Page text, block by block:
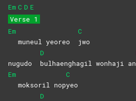
Em C D E
Verse 1
Em
muneul yeoreo
C
jwo
nugudo
D
bulhaenghagil wonhaji an
Em
moksoril nop
C
yeo
D